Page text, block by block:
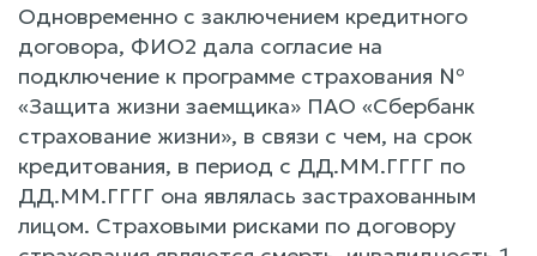
Одновременно с заключением кредитного
договора, ФИО2 дала согласие на
подключение к программе страхования №
«Защита жизни заемщика» ПАО «Сбербанк
страхование жизни», в связи с чем, на срок
кредитования, в период с ДД.ММ.ГГГГ по
ДД.ММ.ГГГГ она являлась застрахованным
лицом. Страховыми рисками по договору